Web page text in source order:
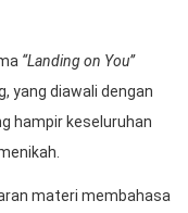
“Landing on You”
yang diawali dengan
hampir keseluruhan
materi membahasa